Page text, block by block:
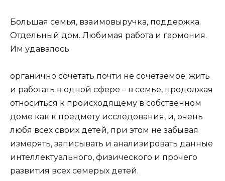
Большая семья, взаимовыручка, поддержка.
Отдельный дом. Любимая работа и гармония.
Им удавалось
органично сочетать почти не сочетаемое: жить
и работать в одной сфере – в семье, продолжая
относиться к происходящему в собственном
доме как к предмету исследования, и, очень
любя всех своих детей, при этом не забывая
измерять, записывать и анализировать данные
интеллектуального, физического и прочего
развития всех семерых детей.